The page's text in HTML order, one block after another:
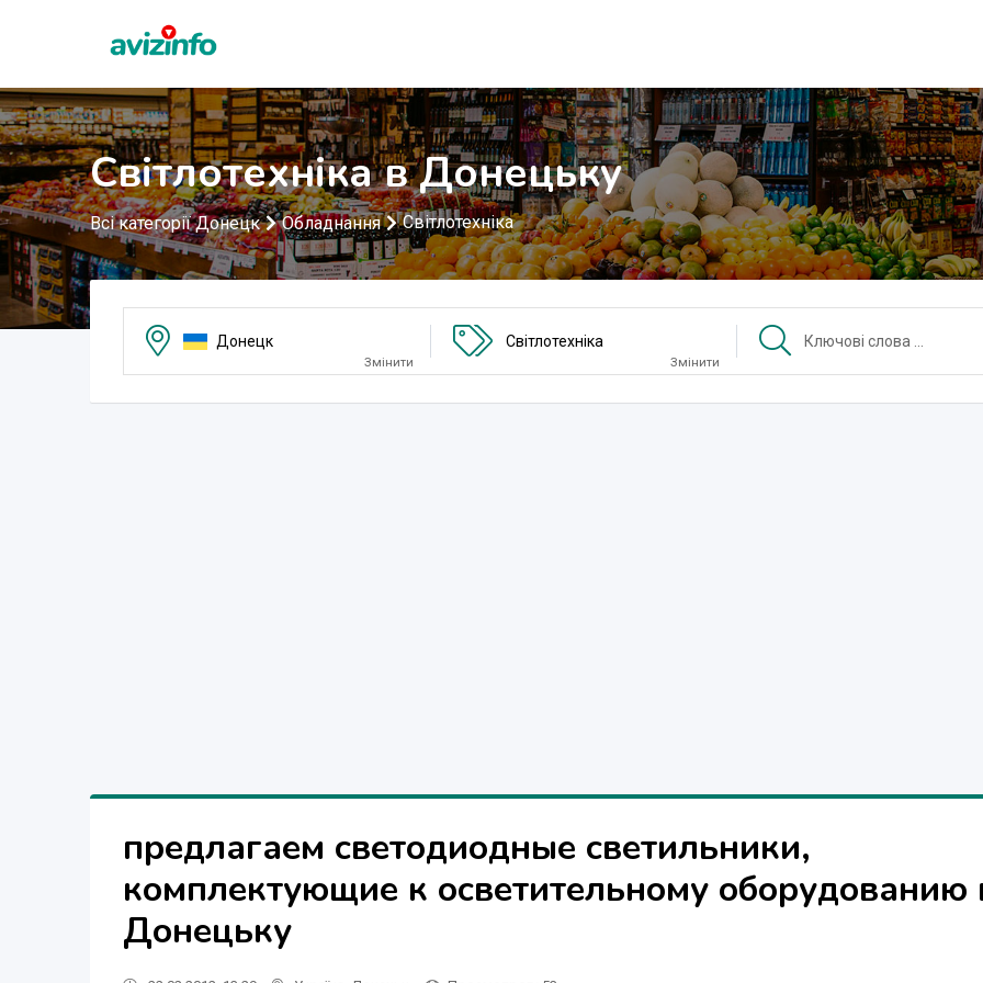
Світлотехніка в Донецьку
Всі категорії Донецк Обладнання Світлотехніка
Донецк
Змінити
Світлотехніка
Змінити
предлагаем светодиодные светильники,
комплектующие к осветительному оборудованию
Донецьку